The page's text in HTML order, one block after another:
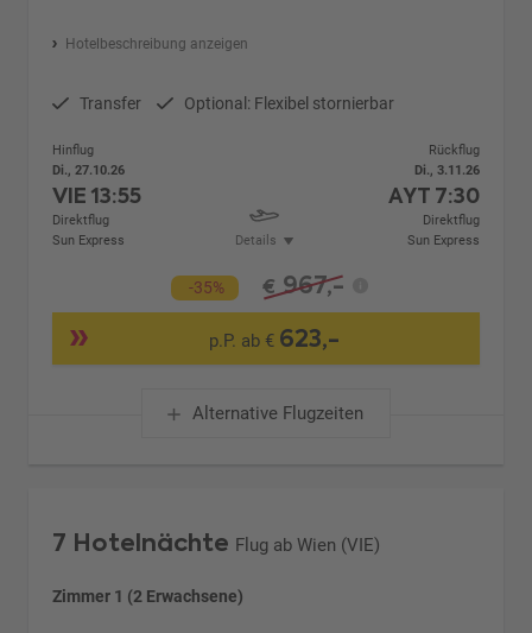
Hotelbeschreibung anzeigen
Transfer Optional: Flexibel stornierbar
Hinflug
Di., 27.10.26
VIE13:55
Direktflug
Sun Express
Details
Rückflug
Di., 3.11.26
AYT 7:30
Direktflug
Sun Express
-35% € 967,-
p.P. ab € 623,-
Alternative Flugzeiten
7 Hotelnächte Flug ab Wien (VIE)
Zimmer 1 (2 Erwachsene)